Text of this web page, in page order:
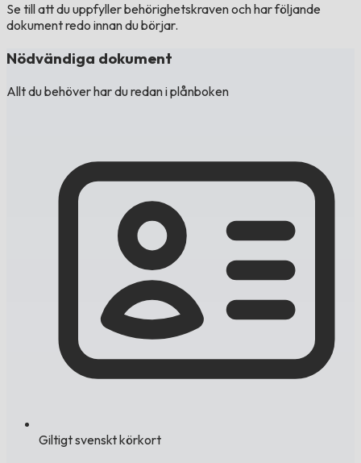
Se till att du uppfyller behörighetskraven och har följande
dokument redo innan du börjar.
Nödvändiga dokument
Allt du behöver har du redan i plånboken
Giltigt svenskt körkort